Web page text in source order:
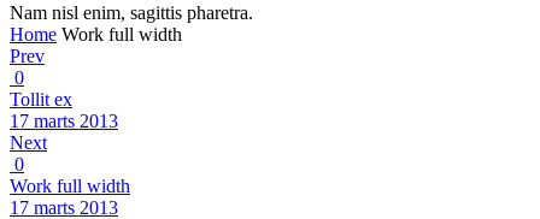
Nam nisl enim, sagittis pharetra.
Home Work full width
Prev
0
Tollit ex
17 marts 2013
Next
0
Work full width
17 marts 2013